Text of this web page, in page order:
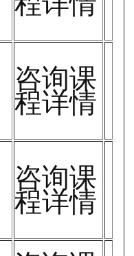
咨询课
程详情
咨询课
程详情